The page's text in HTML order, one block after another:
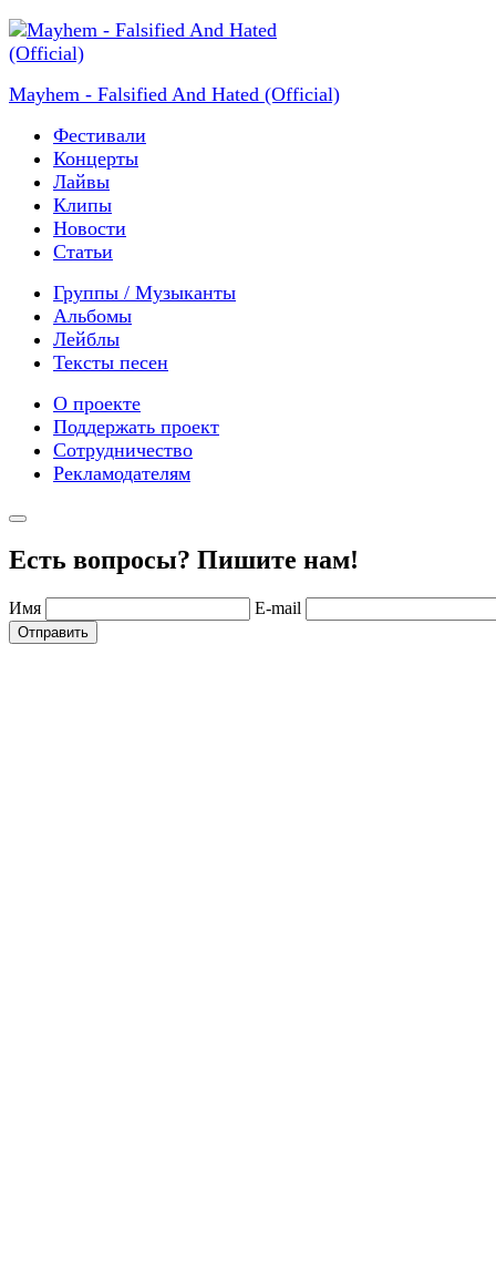
Mayhem - Falsified And Hated (Official)
Фестивали
Концерты
Лайвы
Клипы
Новости
Статьи
Группы / Музыканты
Альбомы
Лейблы
Тексты песен
О проекте
Поддержать проект
Сотрудничество
Рекламодателям
Есть вопросы? Пишите нам!
Имя E-mail